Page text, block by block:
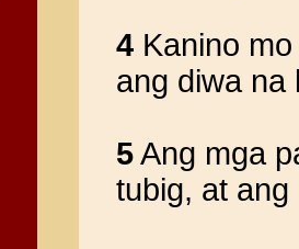
4 Kanino
ang diwa na
5Ang mga
tubig, at